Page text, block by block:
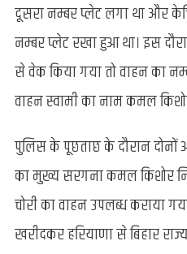
दूसरा नम्बर प्लेट लगा था और
नम्बर प्लेट रखा हुआ था। इस
से वेक किया गया तो वाहन का
वाहन स्वामी का नाम कमल
पुलिस के पूछताछ के दौरान दोनों
का मुख्य सरगना कमल किशोर
चोरी का वाहन उपलब्ध कराया
खरीदकर हरियाणा से बिहार